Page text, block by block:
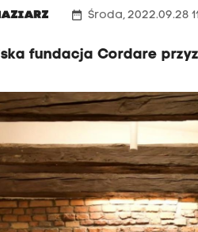
date_range Środa, 2022.09.28
fundacja Cordare